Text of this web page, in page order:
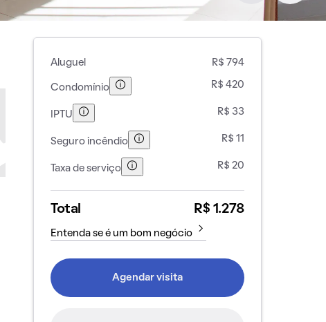
Aluguel R$ 794
Condomínio R$ 420
IPTU R$ 33
Seguro incêndio R$ 11
Taxa de serviço R$ 20
Total R$ 1.278
Entenda se é um bom negócio
Agendar visita